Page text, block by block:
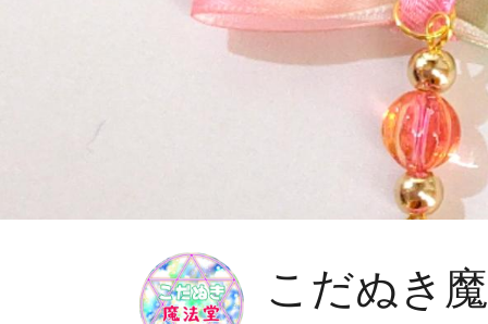
こだぬき